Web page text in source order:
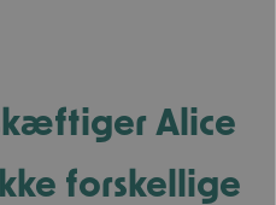
Alice
forskellige